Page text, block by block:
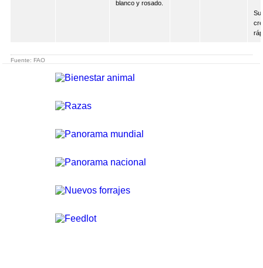
blanco y rosado.
Fuente: FAO